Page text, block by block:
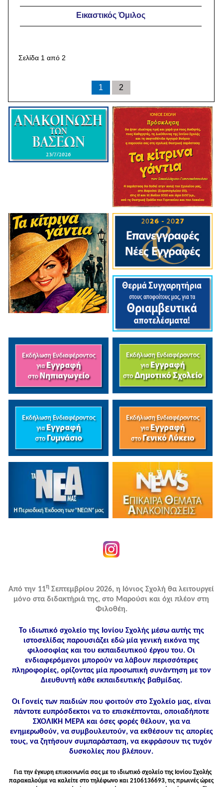
Εικαστικός Όμιλος
Σελίδα 1 από 2
1 2
Από την 11η Σεπτεμβρίου 2026, η Ιόνιος Σχολή θα λειτουργεί
μόνο στα διδακτήριά της, στο Μαρούσι και όχι πλέον στη
Φιλοθέη.
Το ιδιωτικό σχολείο της Ιονίου Σχολής μέσω αυτής της
ιστοσελίδας παρουσιάζει εδώ μία γενική εικόνα της
φιλοσοφίας και του εκπαιδευτικού έργου του. Οι
ενδιαφερόμενοι μπορούν να λάβουν περισσότερες
πληροφορίες, ορίζοντας μία προσωπική συνάντηση με τον
Διευθυντή κάθε εκπαιδευτικής βαθμίδας.
Οι Γονείς των παιδιών που φοιτούν στο Σχολείο μας, είναι
πάντοτε ευπρόσδεκτοι να το επισκέπτονται, οποιαδήποτε
ΣΧΟΛΙΚΗ ΜΕΡΑ και όσες φορές θέλουν, για να
ενημερωθούν, να συμβουλευτούν, να εκθέσουν τις απορίες
τους, να ζητήσουν συμπαράσταση, να εκφράσουν τις τυχόν
δυσκολίες που βλέπουν.
Για την έγκυρη επικοινωνία σας με το ιδιωτικό σχολείο της Ιονίου Σχολής
παρακαλούμε να καλείτε στo τηλέφωνo και 2106136693, τις πρωινές ώρες